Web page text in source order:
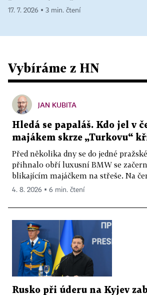
17. 7. 2026 ▪ 3 min. čtení
Vybíráme z HN
JAN KUBITA
Hledá se papaláš. Kdo jel v
majákem skrze „Turkovu“
Před několika dny se do jedné
přihnalo obří luxusní BMW se
blikajícím majáčkem na střeše. Na
4. 8. 2026 ▪ 6 min. čtení
Rusko při úderu na Kyjev